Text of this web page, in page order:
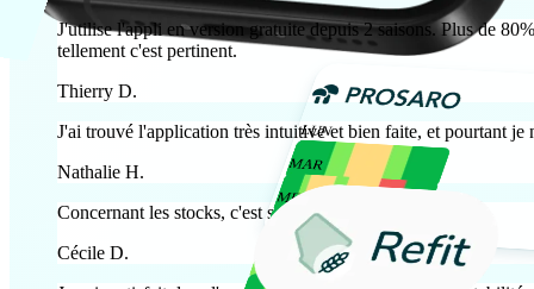
LUN
MAR
MER
VEN
J'utilise l'appli en version gratuite depuis 2 saisons. Plus de
tellement c'est pertinent.
Thierry D.
J'ai trouvé l'application très intuitive et bien faite, et pourtant je
Nathalie H.
Concernant les stocks, c'est super ! MERCIIII !
Cécile D.